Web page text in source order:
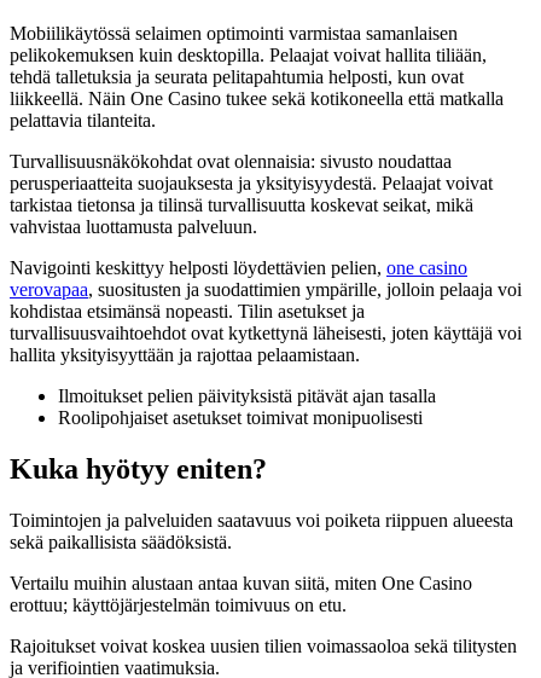
Mobiilikäytössä selaimen optimointi varmistaa samanlaisen
pelikokemuksen kuin desktopilla. Pelaajat voivat hallita tiliään,
tehdä talletuksia ja seurata pelitapahtumia helposti, kun ovat
liikkeellä. Näin One Casino tukee sekä kotikoneella että matkalla
pelattavia tilanteita.
Turvallisuusnäkökohdat ovat olennaisia: sivusto noudattaa
perusperiaatteita suojauksesta ja yksityisyydestä. Pelaajat voivat
tarkistaa tietonsa ja tilinsä turvallisuutta koskevat seikat, mikä
vahvistaa luottamusta palveluun.
Navigointi keskittyy helposti löydettävien pelien, one casino
verovapaa, suositusten ja suodattimien ympärille, jolloin pelaaja voi
kohdistaa etsimänsä nopeasti. Tilin asetukset ja
turvallisuusvaihtoehdot ovat kytkettynä läheisesti, joten käyttäjä voi
hallita yksityisyyttään ja rajottaa pelaamistaan.
Ilmoitukset pelien päivityksistä pitävät ajan tasalla
Roolipohjaiset asetukset toimivat monipuolisesti
Kuka hyötyy eniten?
Toimintojen ja palveluiden saatavuus voi poiketa riippuen alueesta
sekä paikallisista säädöksistä.
Vertailu muihin alustaan antaa kuvan siitä, miten One Casino
erottuu; käyttöjärjestelmän toimivuus on etu.
Rajoitukset voivat koskea uusien tilien voimassaoloa sekä tilitysten
ja verifiointien vaatimuksia.